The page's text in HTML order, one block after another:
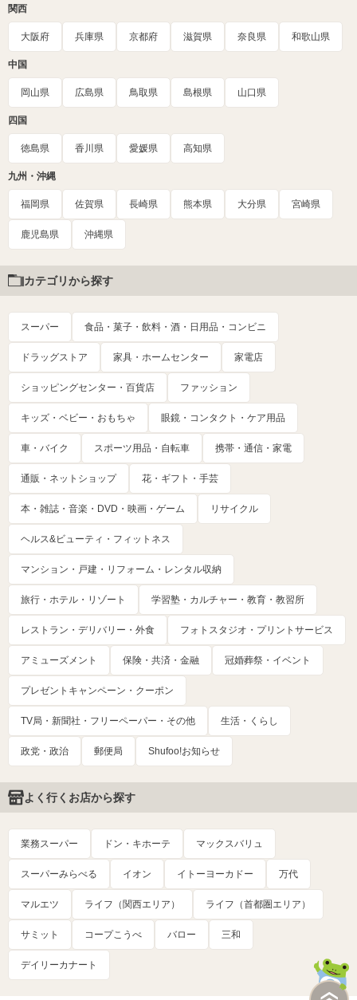
関西
大阪府 兵庫県 京都府 滋賀県 奈良県 和歌山県
中国
岡山県 広島県 鳥取県 島根県 山口県
四国
徳島県 香川県 愛媛県 高知県
九州・沖縄
福岡県 佐賀県 長崎県 熊本県 大分県 宮崎県
鹿児島県 沖縄県
カテゴリから探す
スーパー 食品・菓子・飲料・酒・日用品・コンビニ
ドラッグストア 家具・ホームセンター 家電店
ショッピングセンター・百貨店 ファッション
キッズ・ベビー・おもちゃ 眼鏡・コンタクト・ケア用品
車・バイク スポーツ用品・自転車 携帯・通信・家電
通販・ネットショップ 花・ギフト・手芸
本・雑誌・音楽・DVD・映画・ゲーム リサイクル
ヘルス&ビューティ・フィットネス
マンション・戸建・リフォーム・レンタル収納
旅行・ホテル・リゾート 学習塾・カルチャー・教育・教習所
レストラン・デリバリー・外食 フォトスタジオ・プリントサービス
アミューズメント 保険・共済・金融 冠婚葬祭・イベント
プレゼントキャンペーン・クーポン
TV局・新聞社・フリーペーパー・その他 生活・くらし
政党・政治 郵便局 Shufoo!お知らせ
よく行くお店から探す
業務スーパー ドン・キホーテ マックスバリュ
スーパーみらべる イオン イトーヨーカドー 万代
マルエツ ライフ（関西エリア） ライフ（首都圏エリア）
サミット コープこうべ バロー 三和
デイリーカナート